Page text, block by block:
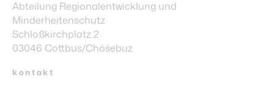
Abteilung Regionalentwicklung und
Minderheitenschutz
Schloßkirchplatz 2
03046 Cottbus/Chóśebuz
kontakt